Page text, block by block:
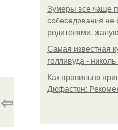
Зумеры все чаще
собеседования не
родителями,
Самая известная
голливуда -
Как правильно
Дюфастон:
⇦